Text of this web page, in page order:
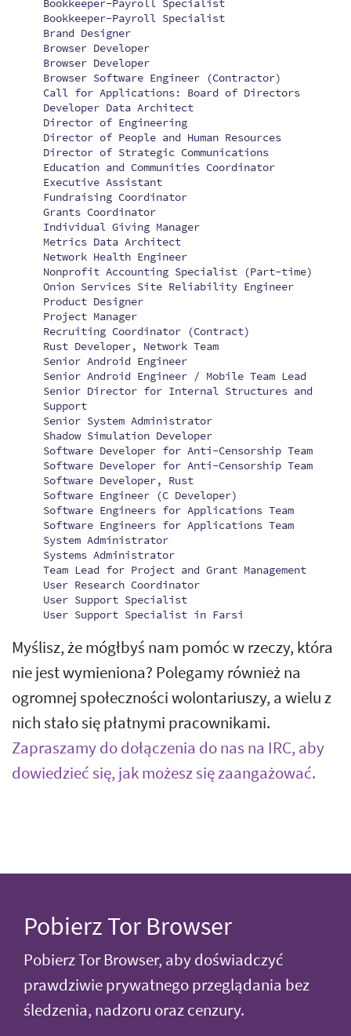
Bookkeeper-Payroll Specialist
Brand Designer
Browser Developer
Browser Developer
Browser Software Engineer (Contractor)
Call for Applications: Board of Directors
Developer Data Architect
Director of Engineering
Director of People and Human Resources
Director of Strategic Communications
Education and Communities Coordinator
Executive Assistant
Fundraising Coordinator
Grants Coordinator
Individual Giving Manager
Metrics Data Architect
Network Health Engineer
Nonprofit Accounting Specialist (Part-time)
Onion Services Site Reliability Engineer
Product Designer
Project Manager
Recruiting Coordinator (Contract)
Rust Developer, Network Team
Senior Android Engineer
Senior Android Engineer / Mobile Team Lead
Senior Director for Internal Structures and
Support
Senior System Administrator
Shadow Simulation Developer
Software Developer for Anti-Censorship Team
Software Developer for Anti-Censorship Team
Software Developer, Rust
Software Engineer (C Developer)
Software Engineers for Applications Team
Software Engineers for Applications Team
System Administrator
Systems Administrator
Team Lead for Project and Grant Management
User Research Coordinator
User Support Specialist
User Support Specialist in Farsi
Myślisz, że mógłbyś nam pomóc w rzeczy, która
nie jest wymieniona? Polegamy również na
ogromnej społeczności wolontariuszy, a wielu z
nich stało się płatnymi pracownikami.
Zapraszamy do dołączenia do nas na IRC, aby
dowiedzieć się, jak możesz się zaangażować.
Pobierz Tor Browser
Pobierz Tor Browser, aby doświadczyć
prawdziwie prywatnego przeglądania bez
śledzenia, nadzoru oraz cenzury.